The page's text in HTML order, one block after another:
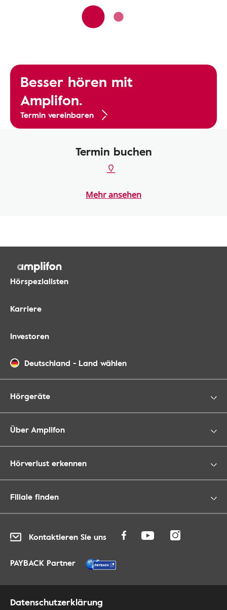
Besser hören mit
Amplifon.
Termin vereinbaren
Termin buchen
Mehr ansehen
Hörspezialisten
Karriere
Investoren
Deutschland - Land wählen
Hörgeräte
Über Amplifon
Hörverlust erkennen
Filiale finden
Kontaktieren Sie uns
PAYBACK Partner
Datenschutzerklärung